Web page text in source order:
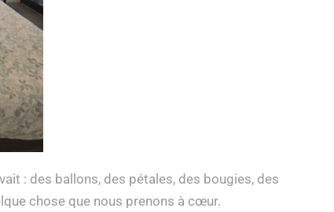
: des ballons, des pétales, des bougies, des
chose que nous prenons à cœur.